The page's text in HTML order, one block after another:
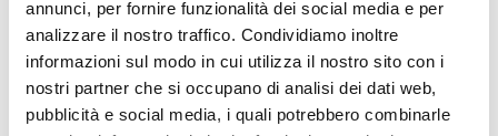
annunci, per fornire funzionalità dei social media e per
analizzare il nostro traffico. Condividiamo inoltre
informazioni sul modo in cui utilizza il nostro sito con i
nostri partner che si occupano di analisi dei dati web,
pubblicità e social media, i quali potrebbero combinarle
Successivo
Ascoli Piceno - Incidente domestico, grave 60enne:
trasferito in eliambulanza a Torrette